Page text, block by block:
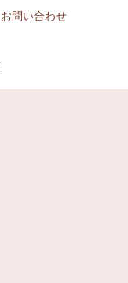
お問い合わせ